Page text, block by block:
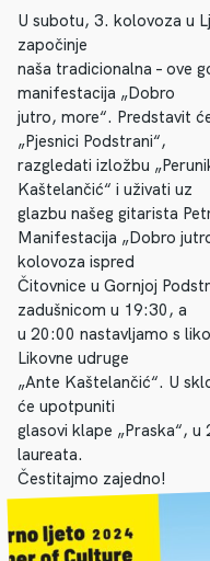
U subotu, 3. kolovoza u
započinje
naša tradicionalna – ove
manifestacija „Dobro
jutro, more“. Predstavit
„Pjesnici Podstrani“,
razgledati izložbu
Kaštelančić“ i uživati uz
glazbu našeg gitarista
Manifestacija „Dobro
kolovoza ispred
Čitovnice u Gornjoj
zadušnicom u 19:30, a
u 20:00 nastavljamo s
Likovne udruge
„Ante Kaštelančić“. U
će upotpuniti
glasovi klape „Praska“,
laureata.
Čestitajmo zajedno!